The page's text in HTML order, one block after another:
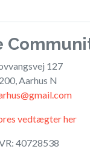
127
Aarhus N
vedtægter her
40728538